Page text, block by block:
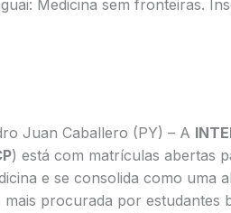
Medicina sem fronteiras.
Juan Caballero (PY) – A
) está com matrículas abertas
e se consolida como uma
mais procurada por estudantes